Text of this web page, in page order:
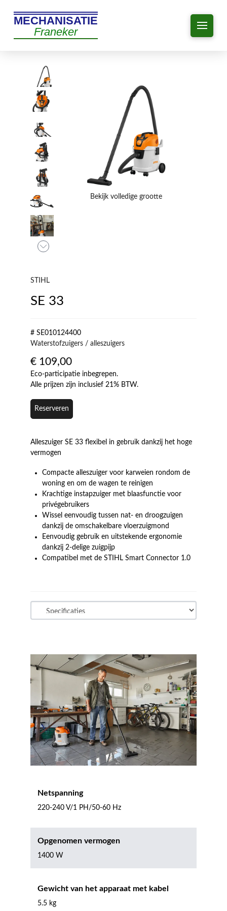
MECHANISATIE
Franeker
Bekijk volledige grootte
STIHL
SE 33
# SE010124400
Waterstofzuigers / alleszuigers
€ 109,00
Eco-participatie inbegrepen.
Alle prijzen zijn inclusief 21% BTW.
Reserveren
Alleszuiger SE 33 flexibel in gebruik dankzij het hoge
vermogen
Compacte alleszuiger voor karweien rondom de
woning en om de wagen te reinigen
Krachtige instapzuiger met blaasfunctie voor
privégebruikers
Wissel eenvoudig tussen nat- en droogzuigen
dankzij de omschakelbare vloerzuigmond
Eenvoudig gebruik en uitstekende ergonomie
dankzij 2-delige zuigpijp
Compatibel met de STIHL Smart Connector 1.0
Netspanning
220-240 V/1 PH/50-60 Hz
Opgenomen vermogen
1400 W
Gewicht van het apparaat met kabel
5.5 kg